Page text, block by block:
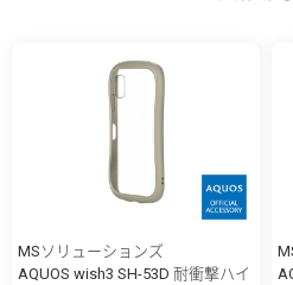
MSソリューションズ
AQUOS wish3 SH-53D 耐衝撃ハイ